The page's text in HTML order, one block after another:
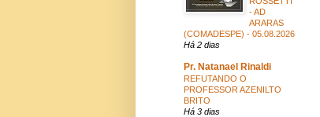
- AD
ARARAS
(COMADESPE) - 05.08.2026
Há 2 dias
Pr. Natanael Rinaldi
REFUTANDO O
PROFESSOR AZENILTO
BRITO
Há 3 dias